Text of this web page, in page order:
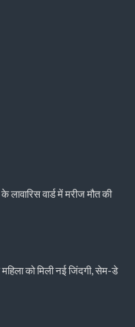
वार्ड में मरीज मौत की
को मिली नई जिंदगी, सेम-डे